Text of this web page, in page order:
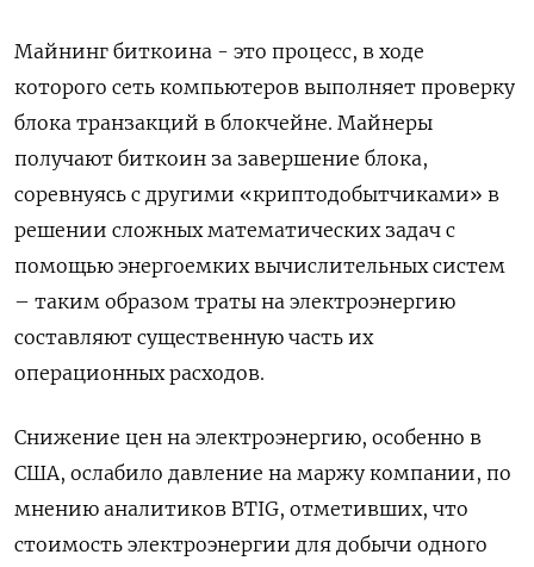
Майнинг биткоина - это процесс, в ходе
которого сеть компьютеров выполняет проверку
блока транзакций в блокчейне. Майнеры
получают биткоин за завершение блока,
соревнуясь с другими «криптодобытчиками» в
решении сложных математических задач с
помощью энергоемких вычислительных систем
– таким образом траты на электроэнергию
составляют существенную часть их
операционных расходов.
Снижение цен на электроэнергию, особенно в
США, ослабило давление на маржу компании, по
мнению аналитиков BTIG, отметивших, что
стоимость электроэнергии для добычи одного